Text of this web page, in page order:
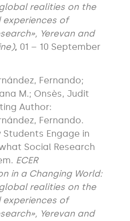
realities on the
of
Yerevan and
, 01 – 10 September
Fernando;
M.; Onsès, Judit
Author:
Fernando.
Students Engage in
Social Research
ECER
in a Changing World:
realities on the
of
Yerevan and